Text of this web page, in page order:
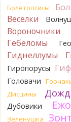
BorisM
20 часов назад
Кирилл
начали желтеть.
22 часа назад
Кирилл
22 часа назад
Tatiana_A
съедобны.
Болетопсисы
Весёлки
Вороночники
Гебеломы
Гиднеллумы
Гиропорусы
Головачи
Дисцины
Дубовики
Зеленушка